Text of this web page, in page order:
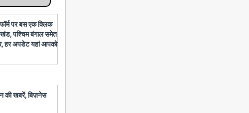
पर बस एक क्लिक
पश्चिम बंगाल समेत
हर अपडेट यहां आपको
की खबरें, बिज़नेस